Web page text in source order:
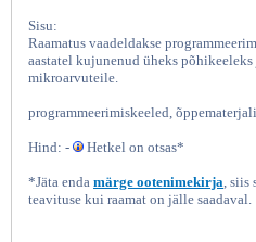
Sisu:
Raamatus vaadeldakse
aastatel kujunenud üheks
mikroarvuteile.
programmeerimiskeeled,
Hind: - Hetkel on otsas*
*Jäta enda märge ootenimekirja, siis
teavituse kui raamat on jälle saadaval.